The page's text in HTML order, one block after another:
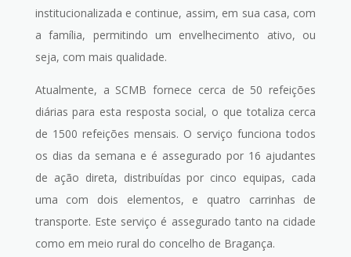
institucionalizada e continue, assim, em sua casa, com
a família, permitindo um envelhecimento ativo, ou
seja, com mais qualidade.
Atualmente, a SCMB fornece cerca de 50 refeições
diárias para esta resposta social, o que totaliza cerca
de 1500 refeições mensais. O serviço funciona todos
os dias da semana e é assegurado por 16 ajudantes
de ação direta, distribuídas por cinco equipas, cada
uma com dois elementos, e quatro carrinhas de
transporte. Este serviço é assegurado tanto na cidade
como em meio rural do concelho de Bragança.